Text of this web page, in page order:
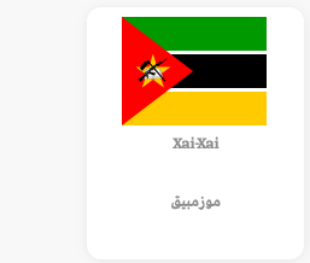
Xai-Xai
موزمبيق